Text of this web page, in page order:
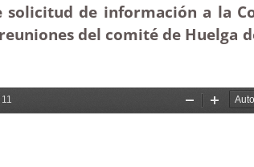
de información a la
del comité de Huelga